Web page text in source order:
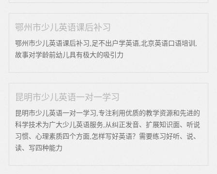
鄂州市少儿英语课后补习
鄂州市少儿英语课后补习,足不出户学英语,北京英语口语培训,
故事对学龄前幼儿具有极大的吸引力
昆明市少儿英语一对一学习
昆明市少儿英语一对一学习,专注利用优质的教学资源和先进的
科学技术为广大少儿英语服务,从纠正发音、扩展知识面、听说
习惯、心理素质四个方面,怎样写好英语？需要练习好听、说、
读、写四种能力